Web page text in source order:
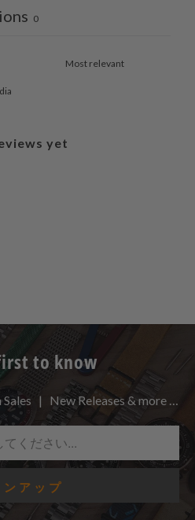
0
yet
to know
Sales | New Releases & more …